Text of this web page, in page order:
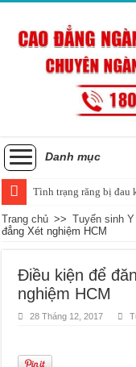
Danh mục
Tình trạng răng bị đau
Trang chủ >> Tuyển sinh
đẳng Xét nghiệm HCM
Điều kiện để
nghiệm HCM
28 Tháng 12, 2017